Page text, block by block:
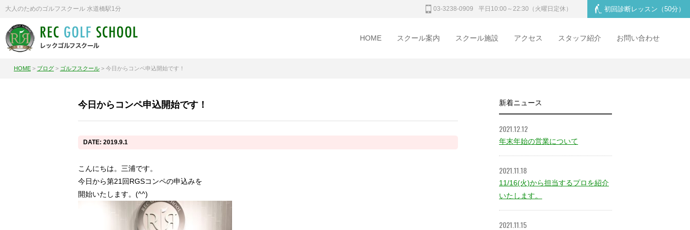
大人のためのゴルフスクール 水道橋駅1分 03-3238-0909 平日10:00～22:30 （火曜日定休） 初回診断レッスン （50分）
HOME スクール案内 スクール施設 アクセス スタッフ紹介 お問い合わせ
HOME> ブログ> ゴルフスクール> 今日からコンペ申込開始です！
今日からコンペ申込開始です！
DATE: 2019.9.1
こんにちは。三浦です。
今日から第21回RGSコンペの申込みを
開始いたします。(^^)
新着ニュース
2021.12.12
年末年始の営業について
2021.11.18
11/16(火)から担当するプロを紹介
いたします。
2021.11.15